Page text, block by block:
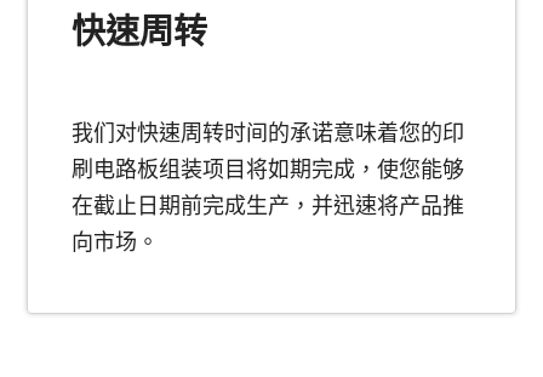
快速周转
我们对快速周转时间的承诺意味着您的印
刷电路板组装项目将如期完成，使您能够
在截止日期前完成生产，并迅速将产品推
向市场。